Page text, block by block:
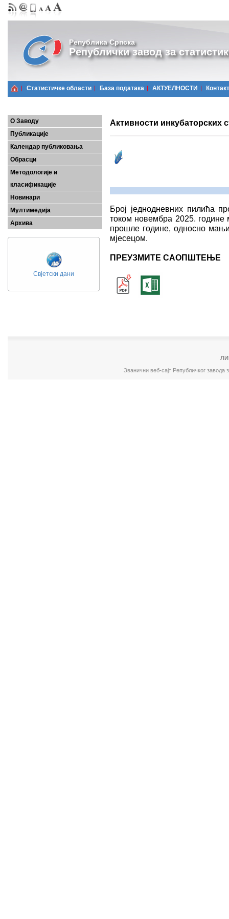
Република Српска
Републички завод за
Статистичке области Базa података АКТУЕЛНОСТИ Контакт
О Заводу
Публикације
Календар публиковања
Обрасци
Методологије и
класификације
Новинари
Мултимедија
Архива
Свјетски дани
Активности инкубаторских
Број једнодневних пилића
током новембра 2025. године
прошле године, односно
мјесецом.
ПРЕУЗМИТЕ САОПШТЕЊЕ
Званични веб-сајт Републичког